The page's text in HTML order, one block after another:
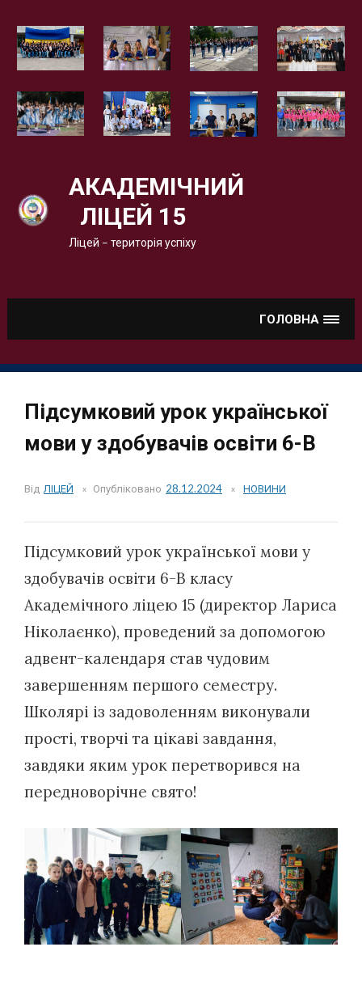
АКАДЕМІЧНИЙ
ЛІЦЕЙ 15
Ліцей – територія успіху
ГОЛОВНА
Підсумковий урок української
мови у здобувачів освіти 6-В
Від ЛІЦЕЙ Опубліковано 28.12.2024 НОВИНИ
Підсумковий урок української мови у
здобувачів освіти 6-В класу
Академічного ліцею 15 (директор Лариса
Ніколаєнко), проведений за допомогою
адвент-календаря став чудовим
завершенням першого семестру.
Школярі із задоволенням виконували
прості, творчі та цікаві завдання,
завдяки яким урок перетворився на
передноворічне свято!